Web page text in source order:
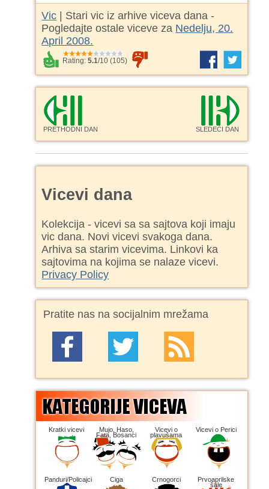
Vic | Stari vic iz arhive viceva dana -
Pogledajte ostale viceve za Nedelju, 20.
April 2008.
Rating:5.1/10 (105)
PRETHODNI DAN SLEDEĆI DAN
Vicevi dana
Kolekcija - vicevi sa sa sajtova koji imaju
vic dana. Novi vicevi svakoga dana.
Arhiva sa starim vicevima. Linkovi ka
sajtovima na kojima se nalaze vicevi.
Privacy Policy
Pratite nas na socijalnim mrežama
Kratki vicevi Mujo, Haso,
Fata, Bosanci
Vicevi o
plavušama
Vicevi o Perici
Panduri/Policajci Ciga Crnogorci Prvoaprilske
šale